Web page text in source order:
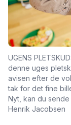
UGENS
denne uges
avisen efter de
tak for det fine
Nyt, kan du
Henrik Jacobsen